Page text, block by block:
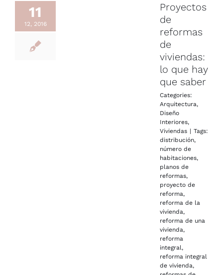
11
12, 2016
Proyectos
de
reformas
de
viviendas:
lo que hay
que saber
Categories:
Arquitectura,
Diseño
Interiores,
Viviendas | Tags:
distribución,
número de
habitaciones,
planos de
reformas,
proyecto de
reforma,
reforma de la
vivienda,
reforma de una
vivienda,
reforma
integral,
reforma integral
de vivienda,